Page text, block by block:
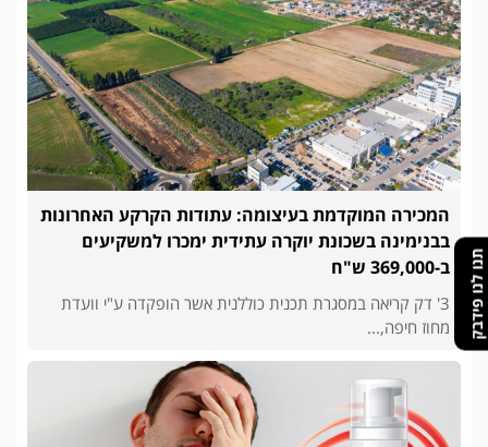
תנו לנו פידבק
המכירה המוקדמת בעיצומה: עתודות הקרקע האחרונות
בבנימינה בשכונת יוקרה עתידית ימכרו למשקיעים
ב-369,000 ש"ח
3' דק קריאה במסגרת תכנית כוללנית אשר הופקדה ע"י וועדת
מחוז חיפה,...